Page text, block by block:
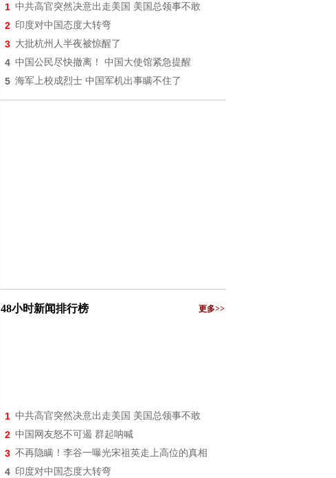
1 中共高官突然决意出走美国 美国总领事不敢
2 印度对中国态度大转弯
3 大批杭州人半夜被惊醒了
4 中国公民尽快撤离！ 中国大使馆紧急提醒
5 海军上校成烈士 中国军机出事瞒不住了
48小时新闻排行榜 更多>>
1 中共高官突然决意出走美国 美国总领事不敢
2 中国网友怒不可遏 群起呐喊
3 不再隐瞒！李谷一曝光宋祖英走上高位的真相
4 印度对中国态度大转弯